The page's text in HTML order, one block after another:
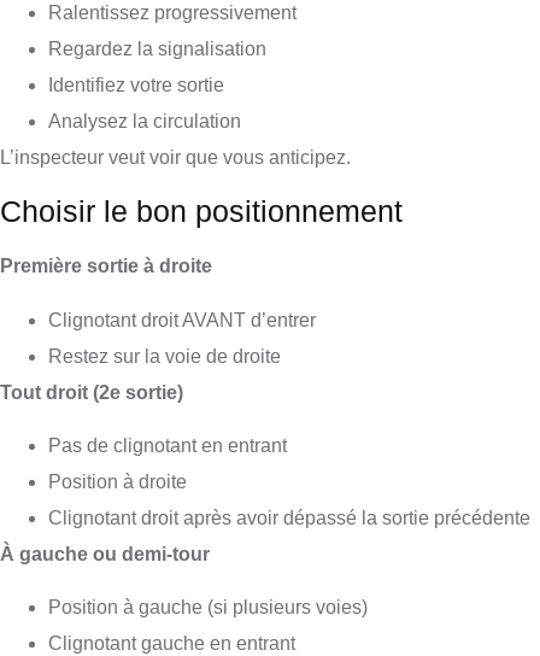
Ralentissez progressivement
Regardez la signalisation
Identifiez votre sortie
Analysez la circulation
L’inspecteur veut voir que vous anticipez.
Choisir le bon positionnement
Première sortie à droite
Clignotant droit AVANT d’entrer
Restez sur la voie de droite
Tout droit (2e sortie)
Pas de clignotant en entrant
Position à droite
Clignotant droit après avoir dépassé la sortie précédente
À gauche ou demi-tour
Position à gauche (si plusieurs voies)
Clignotant gauche en entrant